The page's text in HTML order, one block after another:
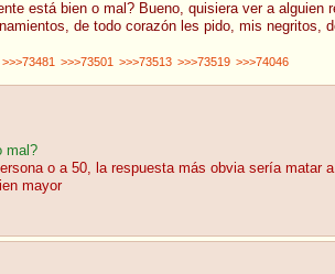
está bien o mal? Bueno, quisiera ver a
de todo corazón les pido, mis negritos,
>>>73481 >>>73501 >>>73513 >>>73519 >>>74046
mal?
o a 50, la respuesta más obvia sería matar
mayor